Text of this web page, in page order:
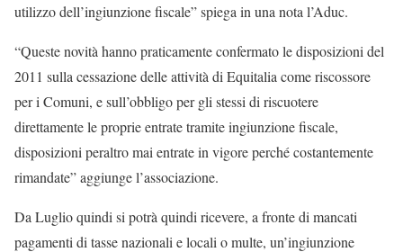
utilizzo dell’ingiunzione fiscale” spiega in una nota l’Aduc.
“Queste novità hanno praticamente confermato le disposizioni del
2011 sulla cessazione delle attività di Equitalia come riscossore
per i Comuni, e sull’obbligo per gli stessi di riscuotere
direttamente le proprie entrate tramite ingiunzione fiscale,
disposizioni peraltro mai entrate in vigore perché costantemente
rimandate” aggiunge l’associazione.
Da Luglio quindi si potrà quindi ricevere, a fronte di mancati
pagamenti di tasse nazionali e locali o multe, un’ingiunzione